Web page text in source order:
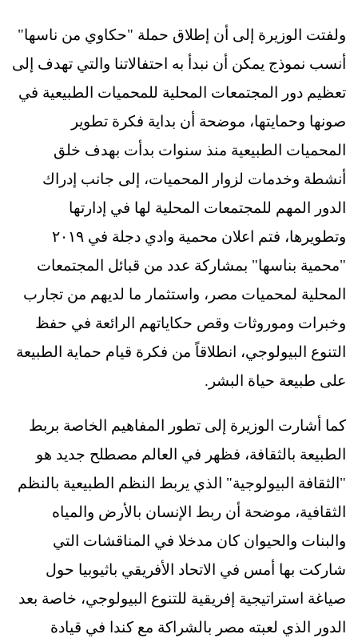
ولفتت الوزيرة إلى أن إطلاق حملة "حكاوي من ناسها"
أنسب نموذج يمكن أن نبدأ به احتفالاتنا والتي تهدف إلى
تعظيم دور المجتمعات المحلية للمحميات الطبيعية في
صونها وحمايتها، موضحة أن بداية فكرة تطوير
المحميات الطبيعية منذ سنوات بدأت بهدف خلق
أنشطة وخدمات لزوار المحميات، إلى جانب إدراك
الدور المهم للمجتمعات المحلية لها في إدارتها
وتطويرها، فتم اعلان محمية وادي دجلة في ٢٠١٩
"محمية بناسها" بمشاركة عدد من قبائل المجتمعات
المحلية لمحميات مصر، واستثمار ما لديهم من تجارب
وخبرات وموروثات وقص حكاياتهم الرائعة في حفظ
التنوع البيولوجي، انطلاقاً من فكرة قيام حماية الطبيعة
على طبيعة حياة البشر.
كما أشارت الوزيرة إلى تطور المفاهيم الخاصة بربط
الطبيعة بالثقافة، فظهر في العالم مصطلح جديد هو
"الثقافة البيولوجية" الذي يربط النظم الطبيعية بالنظم
الثقافية، موضحة أن ربط الإنسان بالأرض والمياه
والبنات والحيوان كان مدخلا في المناقشات التي
شاركت بها أمس في الاتحاد الأفريقي باثيوبيا حول
صياغة استراتيجية إفريقية للتنوع البيولوجي، خاصة بعد
الدور الذي لعبته مصر بالشراكة مع كندا في قيادة